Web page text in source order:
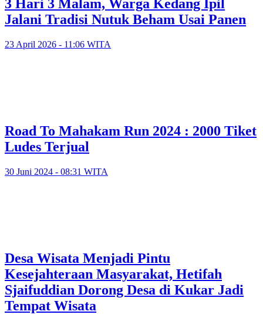
3 Hari 3 Malam, Warga Kedang Ipil
Jalani Tradisi Nutuk Beham Usai Panen
23 April 2026 - 11:06 WITA
Road To Mahakam Run 2024 : 2000 Tiket
Ludes Terjual
30 Juni 2024 - 08:31 WITA
Desa Wisata Menjadi Pintu
Kesejahteraan Masyarakat, Hetifah
Sjaifuddian Dorong Desa di Kukar Jadi
Tempat Wisata